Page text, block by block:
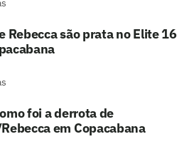
Rebecca são prata no Elite 16
foi a derrota de
em Copacabana